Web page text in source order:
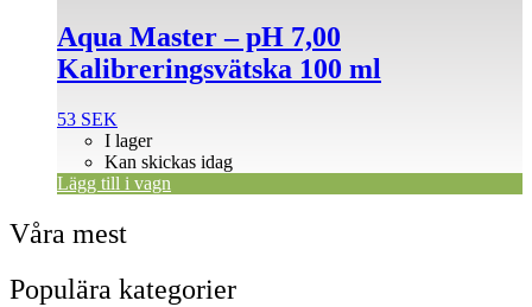
Aqua Master – pH 7,00
Kalibreringsvätska 100 ml
53 SEK
I lager
Kan skickas idag
Lägg till i vagn
Våra mest
Populära kategorier